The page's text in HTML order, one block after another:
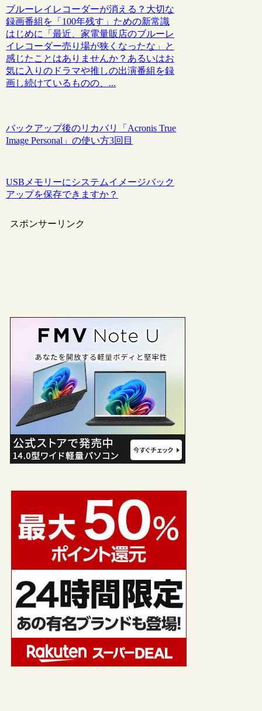
ブルーレイレコーダーが消える？大切な
録画番組を「100年残す」ための新常識
はじめに「最近、家電量販店のブルーレ
イレコーダー売り場が狭くなったな」と
感じたことはありませんか？あるいはお
気に入りのドラマや推しの出演番組を録
画し続けているものの、...
バックアップ後のリカバリ「Acronis True
Image Personal」の使い方3回目
USBメモリーにシステムイメージバック
アップを保存できますか？
スポンサーリンク